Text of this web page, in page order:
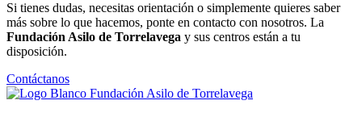
Si tienes dudas, necesitas orientación o simplemente quieres saber
más sobre lo que hacemos, ponte en contacto con nosotros. La
Fundación Asilo de Torrelavega y sus centros están a tu
disposición.
Contáctanos